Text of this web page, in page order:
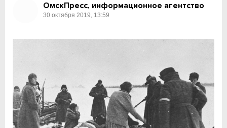
ОмскПресс, информационное агентство
30 октября 2019, 13:59